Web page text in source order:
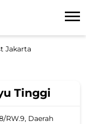
Jakarta
Tinggi
RW.9, Daerah